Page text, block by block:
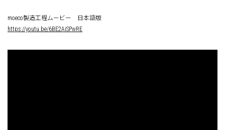
moeco製造工程ムービー 日本語版
https://youtu.be/6BE2AiSPwRE